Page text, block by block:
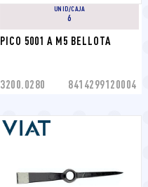
UNID/CAJA
6
PICO 5001 A M5 BELLOTA
3200.0280 8414299120004